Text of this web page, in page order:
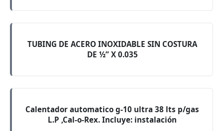
TUBING DE ACERO INOXIDABLE SIN COSTURA
DE ½” X 0.035
Calentador automatico g-10 ultra 38 lts p/gas
L.P ,Cal-o-Rex. Incluye: instalación